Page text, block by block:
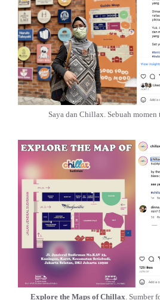
Saya dan Chillax. Sebuah momen
Explore the Maps of Chillax .